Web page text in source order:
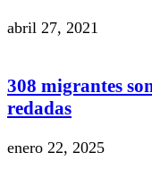
abril 27, 2021
308 migrantes
redadas
enero 22, 2025